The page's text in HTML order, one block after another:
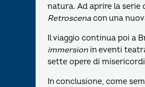
natura. Ad aprire la serie
Retroscena con una
Il viaggio continua poi a
immersion in eventi
sette opere di
In conclusione, come